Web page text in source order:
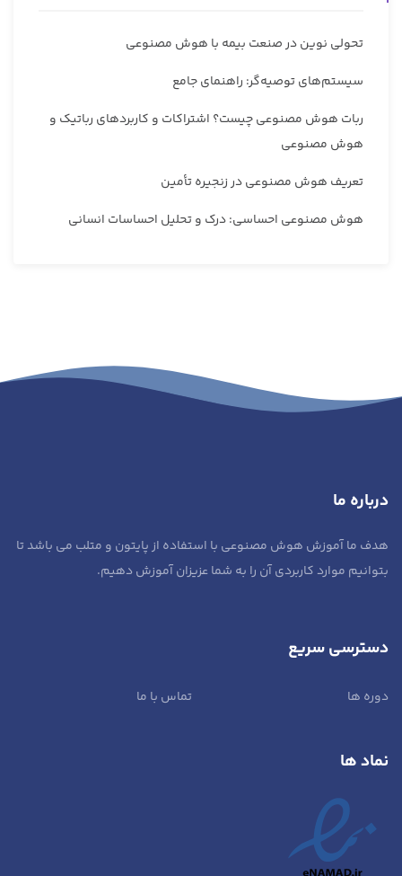
تحولی نوین در صنعت بیمه با هوش مصنوعی
سیستم‌های توصیه‌گر: راهنمای جامع
ربات هوش مصنوعی چیست؟ اشتراکات و کاربردهای رباتیک و
هوش مصنوعی
تعریف هوش مصنوعی در زنجیره تأمین
هوش مصنوعی احساسی: درک و تحلیل احساسات انسانی
درباره ما
هدف ما آموزش هوش مصنوعی با استفاده از پایتون و متلب می باشد تا
بتوانیم موارد کاربردی آن را به شما عزیزان آموزش دهیم.
دسترسی سریع
دوره ها تماس با ما
نماد ها